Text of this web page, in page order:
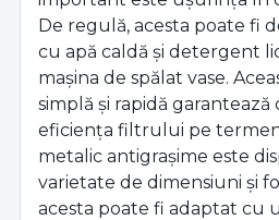
De regulă, acesta poate fi
cu apă caldă și detergent
mașina de spălat vase.
simplă și rapidă garantează
eficiența filtrului pe
metalic antigrașime este
varietate de dimensiuni și
acesta poate fi adaptat cu